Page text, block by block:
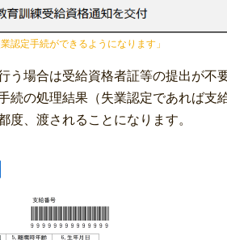
認定手続ができるようになります」
場合は受給資格者証等の提出が不
の処理結果（失業認定であれば支
、渡されることになります。